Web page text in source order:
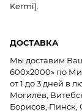
Kermi).
ДОСТАВКА
Мы доставим
600x2000» по
от 1 до 3 дней в
Могилёв,
Борисов, Пинск,